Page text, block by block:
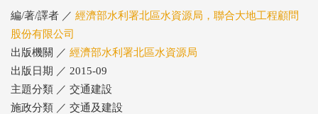
編/著/譯者 ／ 經濟部水利署北區水資源局，聯合大地工程顧問
股份有限公司
出版機關 ／ 經濟部水利署北區水資源局
出版日期 ／ 2015-09
主題分類 ／ 交通建設
施政分類 ／ 交通及建設